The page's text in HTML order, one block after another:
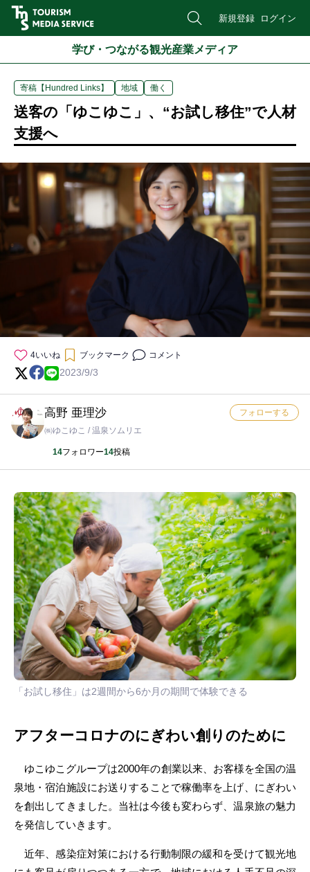
新規登録 ログイン
学び・つながる観光産業メディア
寄稿【Hundred Links】 地域 働く
送客の「ゆこゆこ」、“お試し移住”で人材
支援へ
4いいね ブックマーク コメント
2023/9/3
高野 亜理沙
㈱ゆこゆこ / 温泉ソムリエ
14フォロワー14投稿
フォローする
「お試し移住」は2週間から6か月の期間で体験できる
アフターコロナのにぎわい創りのために
ゆこゆこグループは2000年の創業以来、お客様を全国の温
泉地・宿泊施設にお送りすることで稼働率を上げ、にぎわい
を創出してきました。当社は今後も変わらず、温泉旅の魅力
を発信していきます。
近年、感染症対策における行動制限の緩和を受けて観光地